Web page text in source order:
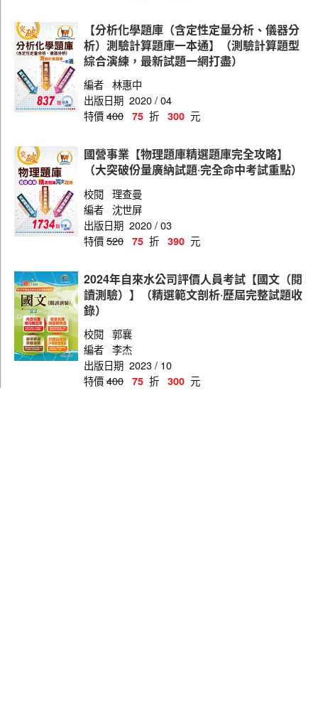
【分析化學題庫（含定性定量分析、儀器分
析）測驗計算題庫一本通】（測驗計算題型
綜合演練，最新試題一網打盡）
編者 林惠中
出版日期 2020 / 04
特價400 75 折 300 元
國營事業【物理題庫精選題庫完全攻略】
（大突破份量廣納試題‧完全命中考試重點）
校閱 理查曼
編者 沈世屏
出版日期 2020 / 03
特價520 75 折 390 元
2024年自來水公司評價人員考試【國文（閱
讀測驗）】（精選範文剖析‧歷屆完整試題收
錄）
校閱 郭襄
編者 李杰
出版日期 2023 / 10
特價400 75 折 300 元